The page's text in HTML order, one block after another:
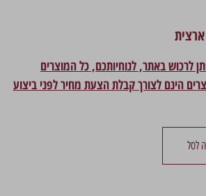
לרכוש באתר, לנוחיותכם, כל המוצרים
הינם לצורך קבלת הצעת מחיר לפני ביצוע
לסל